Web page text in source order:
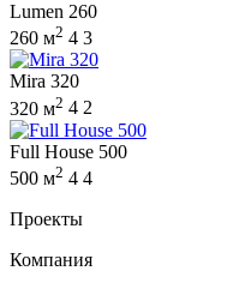
Lumen 260
260 м2 4 3
Mira 320
320 м2 4 2
Full House 500
500 м2 4 4
Проекты
Компания